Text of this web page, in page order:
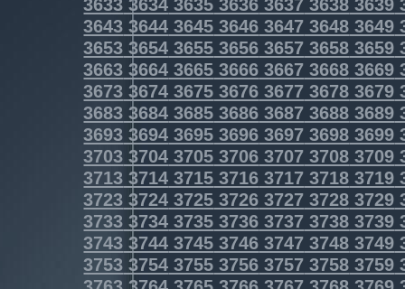
3643 3644 3645 3646 3647 3648 3649
3653 3654 3655 3656 3657 3658 3659
3663 3664 3665 3666 3667 3668 3669
3673 3674 3675 3676 3677 3678 3679
3683 3684 3685 3686 3687 3688 3689
3693 3694 3695 3696 3697 3698 3699
3703 3704 3705 3706 3707 3708 3709
3713 3714 3715 3716 3717 3718 3719
3723 3724 3725 3726 3727 3728 3729
3733 3734 3735 3736 3737 3738 3739
3743 3744 3745 3746 3747 3748 3749
3753 3754 3755 3756 3757 3758 3759